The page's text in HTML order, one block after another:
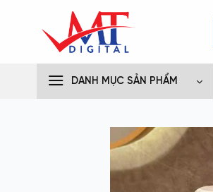
DANH MỤC SẢN PHẨM